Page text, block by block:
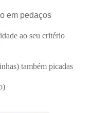
em pedaços
ao seu critério
também picadas